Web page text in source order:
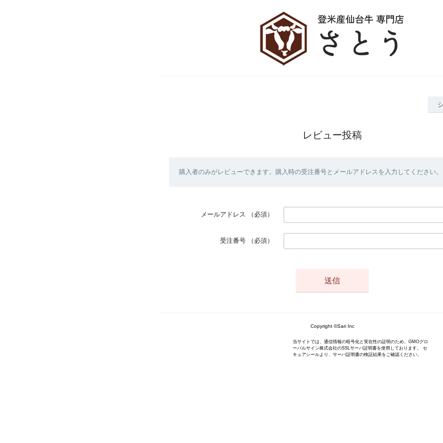
レビュー投稿
購入者のみがレビューできます。購入時の受注番号とメールアドレスを入力してください。
メールアドレス （必須）
受注番号 （必須）
Copyright ©Sari Inc
当サイトでは、通信情報の暗号化と実在性の証明のため、GMOグロ
ーバルサイン株式会社のSSLサーバ証明書を使用しております。 セ
キュアシールより、サーバ証明書の検証結果をご確認ください。